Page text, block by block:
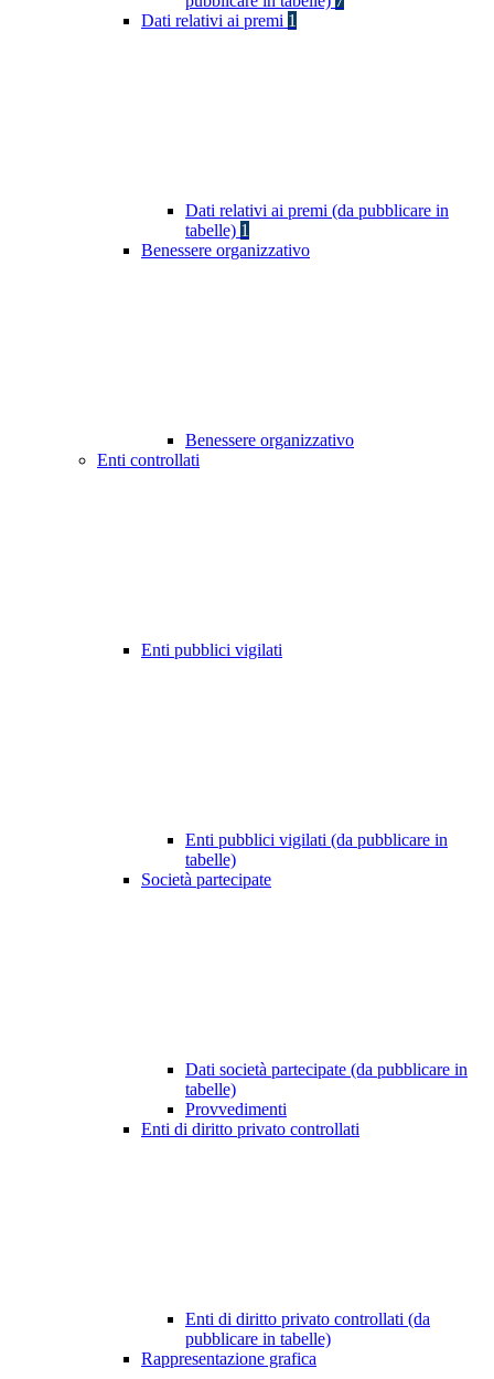
Dati relativi ai premi 1
Dati relativi ai premi (da pubblicare in
tabelle) 1
Benessere organizzativo
Benessere organizzativo
Enti controllati
Enti pubblici vigilati
Enti pubblici vigilati (da pubblicare in
tabelle)
Società partecipate
Dati società partecipate (da pubblicare in
tabelle)
Provvedimenti
Enti di diritto privato controllati
Enti di diritto privato controllati (da
pubblicare in tabelle)
Rappresentazione grafica